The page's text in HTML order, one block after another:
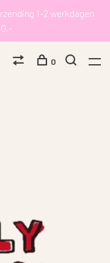
1-2 werkdagen
0